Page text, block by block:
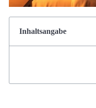
Inhaltsangabe